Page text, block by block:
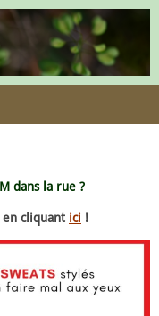
dans la rue ?
cliquant ici !